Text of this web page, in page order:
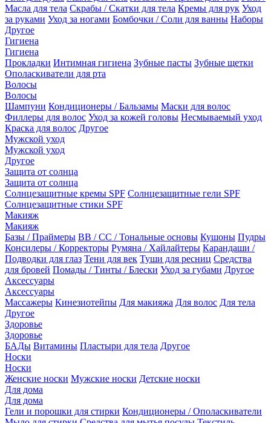
Масла для тела Скрабы / Скатки для тела Кремы для рук Уход
за руками Уход за ногами Бомбочки / Соли для ванны Наборы
Другое
Гигиена
Гигиена
Прокладки Интимная гигиена Зубные пасты Зубные щетки
Ополаскиватели для рта
Волосы
Волосы
Шампуни Кондиционеры / Бальзамы Маски для волос
Филлеры для волос Уход за кожей головы Несмываемый уход
Краска для волос Другое
Мужской уход
Мужской уход
Другое
Защита от солнца
Защита от солнца
Солнцезащитные кремы SPF Солнцезащитные гели SPF
Солнцезащитные стики SPF
Макияж
Макияж
Базы / Праймеры BB / CC / Тональные основы Кушоны Пудры
Консилеры / Корректоры Румяна / Хайлайтеры Карандаши /
Подводки для глаз Тени для век Туши для ресниц Средства
для бровей Помады / Тинты / Блески Уход за губами Другое
Аксессуары
Аксессуары
Массажеры Кинезиотейпы Для макияжа Для волос Для тела
Другое
Здоровье
Здоровье
БАДы Витамины Пластыри для тела Другое
Носки
Носки
Женские носки Мужские носки Детские носки
Для дома
Для дома
Гели и порошки для стирки Кондиционеры / Ополаскиватели